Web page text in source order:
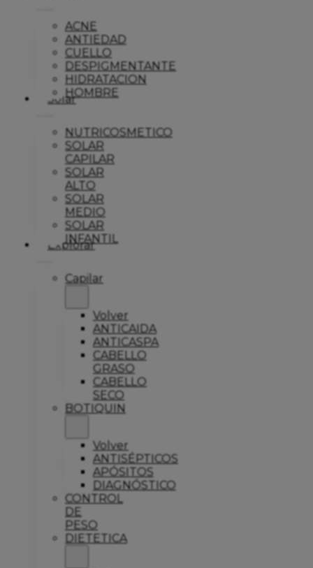
ACNE
ANTIEDAD
CUELLO
DESPIGMENTANTE
HIDRATACION
HOMBRE
Solar
NUTRICOSMETICO
SOLAR
CAPILAR
SOLAR
ALTO
SOLAR
MEDIO
SOLAR
INFANTIL
Explorar
Capilar
Volver
ANTICAIDA
ANTICASPA
CABELLO
GRASO
CABELLO
SECO
BOTIQUIN
Volver
ANTISÉPTICOS
APÓSITOS
DIAGNÓSTICO
CONTROL
DE
PESO
DIETETICA